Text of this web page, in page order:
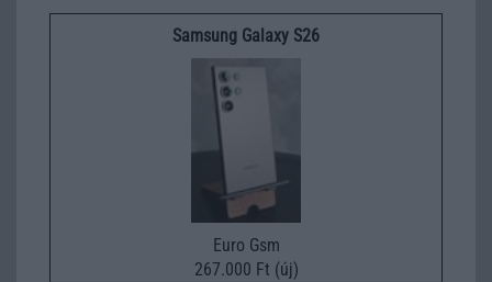
Samsung Galaxy S26
Euro Gsm
267.000 Ft (új)